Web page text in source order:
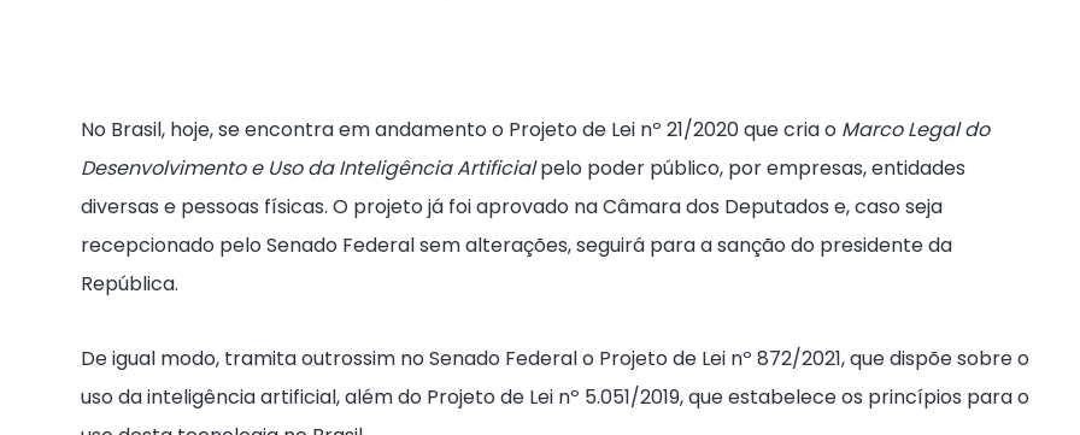
No Brasil, hoje, se encontra em andamento o Projeto de Lei nº 21/2020 que cria o Marco Legal do
Desenvolvimento e Uso da Inteligência Artificialpelo poder público, por empresas, entidades
diversas e pessoas físicas. O projeto já foi aprovado na Câmara dos Deputados e, caso seja
recepcionado pelo Senado Federal sem alterações, seguirá para a sanção do presidente da
República.
De igual modo, tramita outrossim no Senado Federal o Projeto de Lei nº 872/2021, que dispõe sobre o
uso da inteligência artificial, além do Projeto de Lei nº 5.051/2019, que estabelece os princípios para o